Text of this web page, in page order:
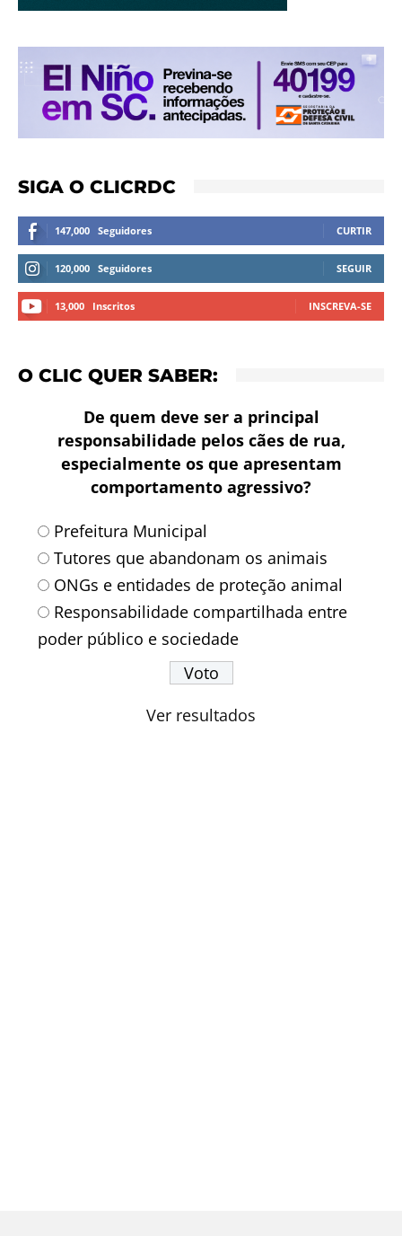
SIGA O CLICRDC
147,000 Seguidores CURTIR
120,000 Seguidores SEGUIR
13,000 Inscritos INSCREVA-SE
O CLIC QUER SABER:
De quem deve ser a principal
responsabilidade pelos cães de rua,
especialmente os que apresentam
comportamento agressivo?
Prefeitura Municipal
Tutores que abandonam os animais
ONGs e entidades de proteção animal
Responsabilidade compartilhada entre
poder público e sociedade
Ver resultados